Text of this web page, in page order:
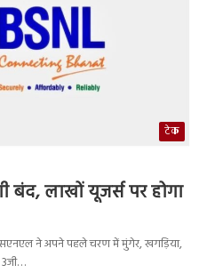
टेक
बंद, लाखों यूजर्स पर होगा
ने अपने पहले चरण में मुंगेर, खगड़िया,
3जी…